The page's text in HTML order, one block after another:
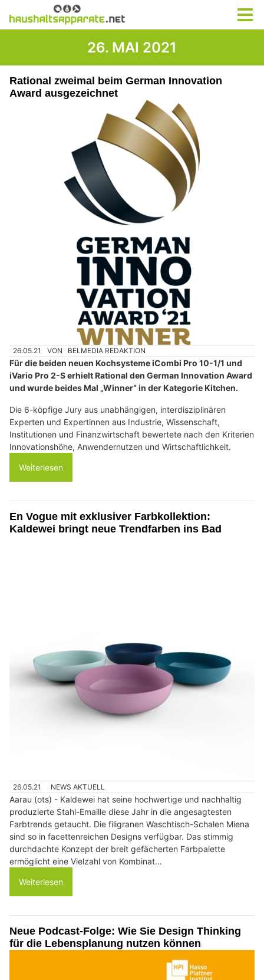
26. MAI 2021
Rational zweimal beim German Innovation
Award ausgezeichnet
26.05.21 VON BELMEDIA REDAKTION
Für die beiden neuen Kochsysteme iCombi Pro 10-1/1 und
iVario Pro 2-S erhielt Rational den German Innovation Award
und wurde beides Mal „Winner“ in der Kategorie Kitchen.
Die 6-köpfige Jury aus unabhängigen, interdisziplinären
Experten und Expertinnen aus Industrie, Wissenschaft,
Institutionen und Finanzwirtschaft bewertete nach den Kriterien
Innovationshöhe, Anwendernutzen und Wirtschaftlichkeit.
Weiterlesen
En Vogue mit exklusiver Farbkollektion:
Kaldewei bringt neue Trendfarben ins Bad
26.05.21 NEWS AKTUELL
Aarau (ots) - Kaldewei hat seine hochwertige und nachhaltig
produzierte Stahl-Emaille diese Jahr in die angesagtesten
Farbtrends getaucht. Die filigranen Waschtisch-Schalen Miena
sind so in facettenreichen Designs verfügbar. Das stimmig
durchdachte Konzept der breit gefächerten Farbpalette
ermöglicht eine Vielzahl von Kombinat...
Weiterlesen
Neue Podcast-Folge: Wie Sie Design Thinking
für die Lebensplanung nutzen können